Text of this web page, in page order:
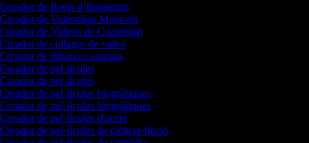
de Reels d’Instagram
de Videoclips Musicals
de Vídeos de Comentari
de collages de vídeo
de dibuixos animats
de pel·lícules
de pel·lícules
de pel·lícules biogràfiques
de pel·lícules biogràfiques
de pel·lícules d'acció
de pel·lícules de ciència-ficció